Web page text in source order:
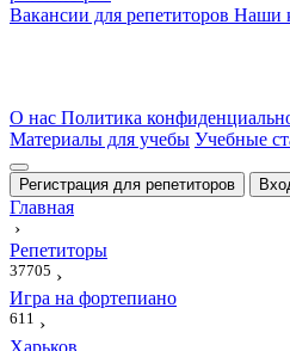
Вакансии для репетиторов Наши
О нас Политика
Материалы для учебы Учебные
Регистрация для репетиторов
Главная
›
Репетиторы
37705 ›
Игра на фортепиано
611 ›
Харьков